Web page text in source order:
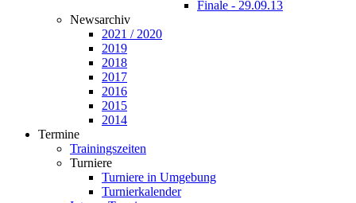
Finale - 29.09.13
Newsarchiv
2021 / 2020
2019
2018
2017
2016
2015
2014
Termine
Trainingszeiten
Turniere
Turniere in Umgebung
Turnierkalender